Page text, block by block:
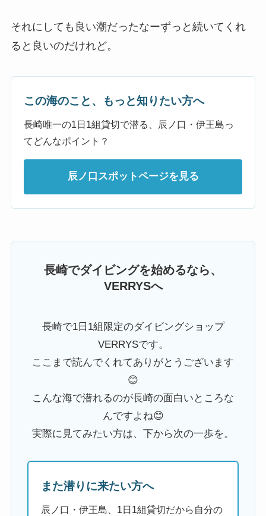
それにしても良い潮だったなーずっと続いてくれ
ると良いのだけれど。
この海のこと、もっと知りたい方へ
長崎唯一の1日1組貸切で潜る、辰ノ口・伊王島っ
てどんなポイント？
辰ノ口スポットページを見る
長崎でダイビングを始めるなら、
VERRYSへ
長崎で1日1組限定のダイビングショップ
VERRYSです。
ここまで読んでくれてありがとうございます
😊
こんな海で潜れるのが長崎の面白いところな
んですよね😊
実際に見てみたい方は、下から次の一歩を。
また潜りに来たい方へ
辰ノ口・伊王島、1日1組貸切だから自分の